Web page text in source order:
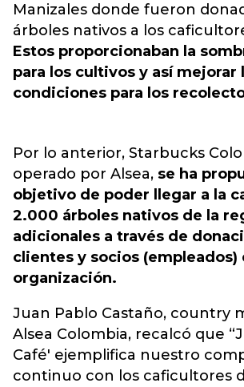
Manizales donde fueron
árboles nativos a los
Estos proporcionaban la
para los cultivos y así mejorar
condiciones para los
Por lo anterior, Starbucks
operado por Alsea, se ha
objetivo de poder llegar a la
2.000 árboles nativos de la
adicionales a través de
clientes y socios (empleados)
organización.
Juan Pablo Castaño, country
Alsea Colombia, recalcó que
Café' ejemplifica nuestro
continuo con los caficultores